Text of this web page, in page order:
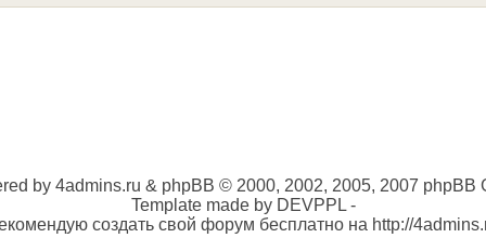
by 4admins.ru & phpBB © 2000, 2002, 2005, 2007 phpBB
Template made by DEVPPL -
создать свой форум бесплатно на http://